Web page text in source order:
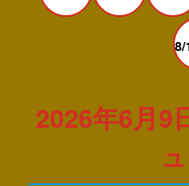
8/
2026年6月9